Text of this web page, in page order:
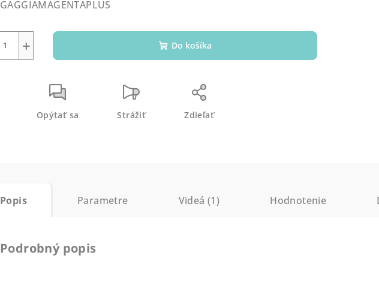
GAGGIAMAGENTAPLUS
+ Do košíka
Opýtať sa Strážiť Zdieľať
Popis Parametre Videá (1) Hodnotenie
Podrobný popis